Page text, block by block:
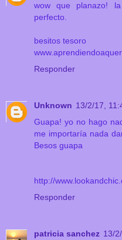
wow que planazo!
perfecto.
besitos tesoro
Responder
Unknown 13/2/17,
Guapa! yo no hago
me importaría nada
Besos guapa
http://
Responder
patricia sanchez 13/